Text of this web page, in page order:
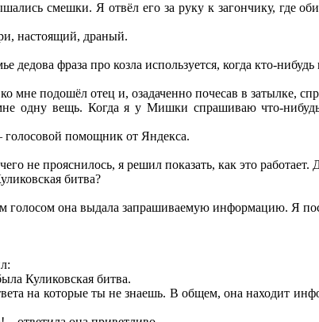
смешки. Я отвёл его за руку к загончику, где
настоящий, драный.
дедова фраза про козла используется, когда кто-
мне подошёл отец и, озадаченно почесав в затылке,
одну вещь. Когда я у Мишки спрашиваю что-
голосовой помощник от Яндекса.
не прояснилось, я решил показать, как это
битва?
голосом она выдала запрашиваемую информацию. Я
Куликовская битва.
на которые ты не знаешь. В общем, она находит